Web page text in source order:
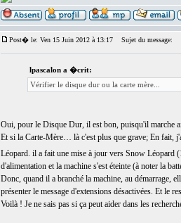
Post� le: Ven 15 Juin 2012 à 13:17 Sujet du message:
lpascalon a �crit:
Vérifier le disque dur ou la carte mère...
Oui, pour le Disque Dur, il est bon, puisqu'il marche
Et si la Carte-Mère… là c'est plus que grave; En fait,
Léopard. il a fait une mise à jour vers Snow Léopard
d'alimentation et la machine s'est éteinte (à noter la
Donc, quand il a branché la machine, au démarrage,
présenter le message d'extensions désactivées. Et le
Voilà ! Je ne sais pas si ça peut aider dans les